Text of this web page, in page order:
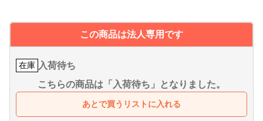
この商品は法人専用です
在庫 入荷待ち
こちらの商品は「入荷待ち」となりました。
あとで買うリストに入れる